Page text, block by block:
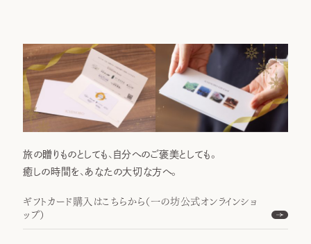
旅の贈りものとしても、自分へのご褒美としても。
癒しの時間を、あなたの大切な方へ。
ギフトカード購入はこちらから（一の坊公式オンラインショ
ップ）